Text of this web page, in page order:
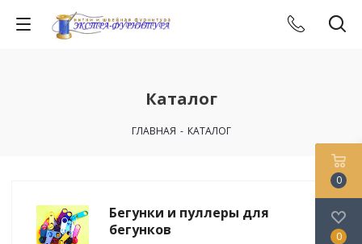
Каталог
ГЛАВНАЯ - КАТАЛОГ
Бегунки и пуллеры для
бегунков
0
0